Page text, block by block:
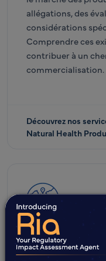
allégations, des
considérations
Comprendre ces
contribuer à un
commercialisation.
Découvrez nos
Natural Health
ASIE-PACIFIQUE
Asie-